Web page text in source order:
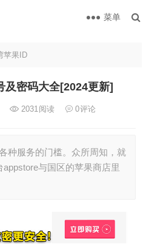
菜单
苹果ID
及密码大全[2024更新]
2031阅读 0评论
种服务的门槛。众所周知，就
与国区的苹果商店里